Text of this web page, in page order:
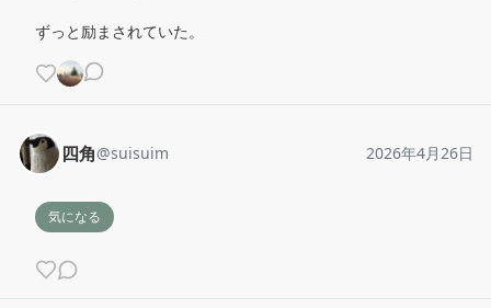
ずっと励まされていた。
四角@suisuim 2026年4月26日
気になる